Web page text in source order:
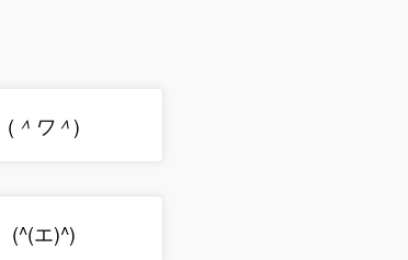
( ＾ワ＾)
(^(エ)^)